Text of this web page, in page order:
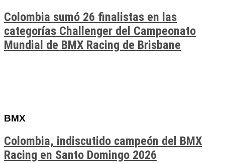
Colombia sumó 26 finalistas en las
categorías Challenger del Campeonato
Mundial de BMX Racing de Brisbane
BMX
Colombia, indiscutido campeón del BMX
Racing en Santo Domingo 2026